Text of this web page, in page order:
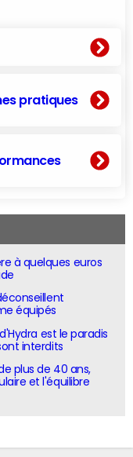
pratiques
à quelques euros
équipés
est le paradis
interdits
plus de 40 ans,
et l'équilibre